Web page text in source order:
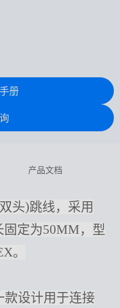
册
产品文档
头)跳线，采用
固定为50MM，型
。
款设计用于连接